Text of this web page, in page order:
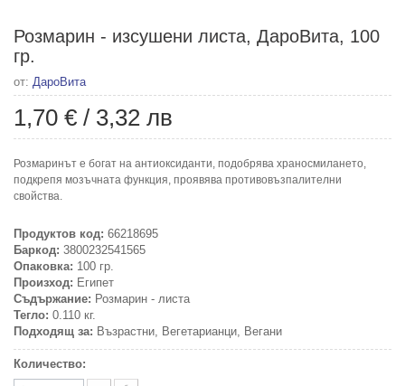
Розмарин - изсушени листа, ДароВита, 100
гр.
от: ДароВита
1,70 € / 3,32 лв
Розмаринът е богат на антиоксиданти, подобрява храносмилането,
подкрепя мозъчната функция, проявява противовъзпалителни
свойства.
Продуктов код: 66218695
Баркод: 3800232541565
Опаковка: 100 гр.
Произход: Египет
Съдържание: Розмарин - листа
Тегло: 0.110 кг.
Подходящ за: Възрастни, Вегетарианци, Вегани
Количество: